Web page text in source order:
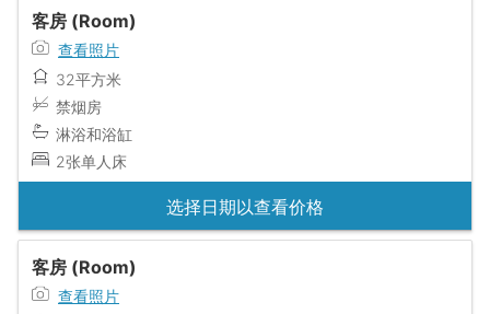
客房 (Room)
查看照片
32平方米
禁烟房
淋浴和浴缸
2张单人床
选择日期以查看价格
客房 (Room)
查看照片